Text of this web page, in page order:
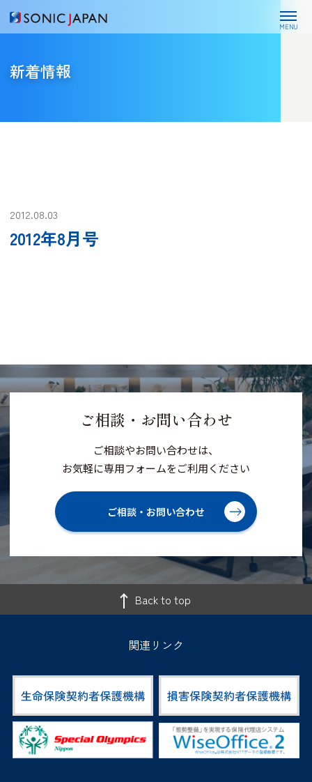
MENU
新着情報
2012.08.03
2012年8月号
ご相談・お問い合わせ
ご相談やお問い合わせは、
お気軽に専用フォームをご利用ください
ご相談・お問い合わせ
Back to top
関連リンク